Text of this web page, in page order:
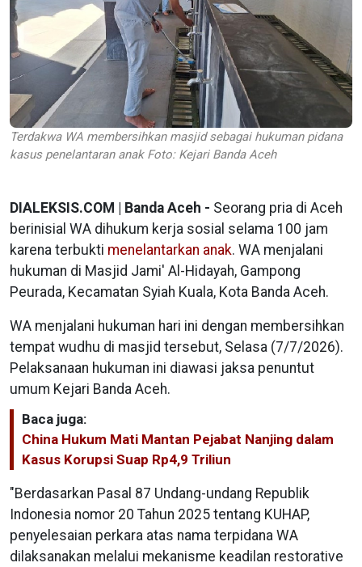
Terdakwa WA membersihkan masjid sebagai hukuman pidana
kasus penelantaran anak Foto: Kejari Banda Aceh
DIALEKSIS.COM | Banda Aceh - Seorang pria di Aceh
berinisial WA dihukum kerja sosial selama 100 jam
karena terbukti menelantarkan anak. WA menjalani
hukuman di Masjid Jami' Al-Hidayah, Gampong
Peurada, Kecamatan Syiah Kuala, Kota Banda Aceh.
WA menjalani hukuman hari ini dengan membersihkan
tempat wudhu di masjid tersebut, Selasa (7/7/2026).
Pelaksanaan hukuman ini diawasi jaksa penuntut
umum Kejari Banda Aceh.
Baca juga:
China Hukum Mati Mantan Pejabat Nanjing dalam
Kasus Korupsi Suap Rp4,9 Triliun
"Berdasarkan Pasal 87 Undang-undang Republik
Indonesia nomor 20 Tahun 2025 tentang KUHAP,
penyelesaian perkara atas nama terpidana WA
dilaksanakan melalui mekanisme keadilan restorative